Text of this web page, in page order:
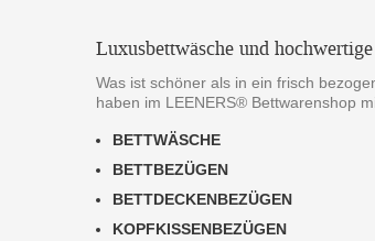
Luxusbettwäsche und
Was ist schöner als in ein frisch
haben im LEENERS® Bettwarenshop
BETTWÄSCHE
BETTBEZÜGEN
BETTDECKENBEZÜGEN
KOPFKISSENBEZÜGEN